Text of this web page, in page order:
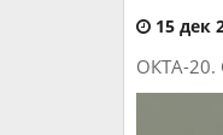
15 дек
ОКТА-20.